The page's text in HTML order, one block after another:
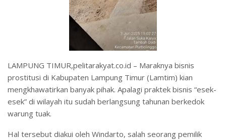
LAMPUNG TIMUR,pelitarakyat.co.id – Maraknya bisnis
prostitusi di Kabupaten Lampung Timur (Lamtim) kian
mengkhawatirkan banyak pihak. Apalagi praktek bisnis “esek-
esek” di wilayah itu sudah berlangsung tahunan berkedok
warung tuak.
Hal tersebut diakui oleh Windarto, salah seorang pemilik